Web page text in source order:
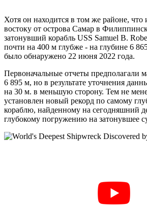
Хотя он находится в том же районе, что
востоку от острова Самар в
затонувший корабль USS Samuel B.
почти на 400 м глубже - на глубине 6
было обнаружено 22 июня 2022 года.
Первоначальные отчеты предполагали
6 895 м, но в результате уточнения
на 30 м. в меньшую сторону. Тем не
установлен новый рекорд по самому
кораблю, найденному на сегодняшний
глубокому погружению на затонувшее